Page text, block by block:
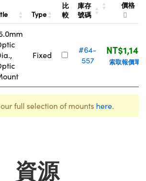
Type
比
較
庫存
號碼
價格
Fixed
#64-
557
NT$1,146
索取報價單
full selection of mounts here.
資源